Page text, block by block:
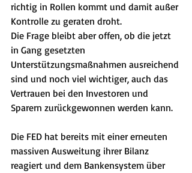
richtig in Rollen kommt und damit außer
Kontrolle zu geraten droht.
Die Frage bleibt aber offen, ob die jetzt
in Gang gesetzten
Unterstützungsmaßnahmen ausreichend
sind und noch viel wichtiger, auch das
Vertrauen bei den Investoren und
Sparern zurückgewonnen werden kann.
Die FED hat bereits mit einer erneuten
massiven Ausweitung ihrer Bilanz
reagiert und dem Bankensystem über